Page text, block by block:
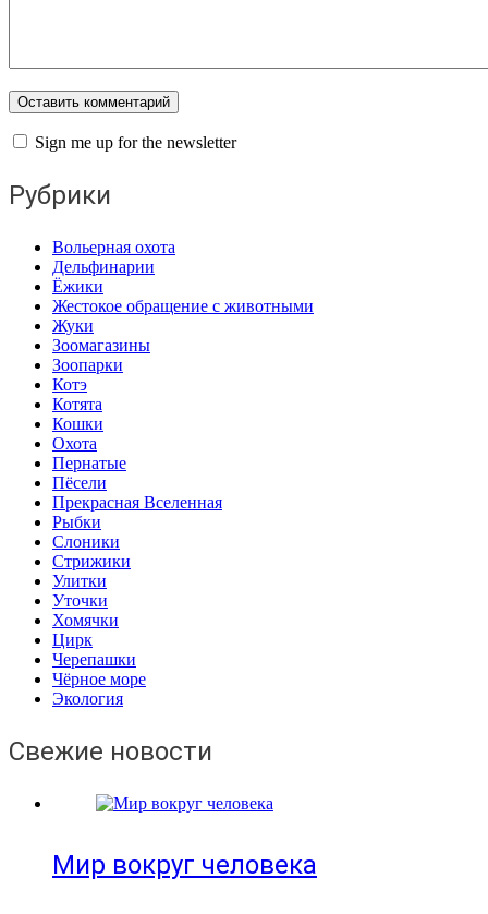
Sign me up for the newsletter
Рубрики
Вольерная охота
Дельфинарии
Ёжики
Жестокое обращение с животными
Жуки
Зоомагазины
Зоопарки
Котэ
Котята
Кошки
Охота
Пернатые
Пёсели
Прекрасная Вселенная
Рыбки
Слоники
Стрижики
Улитки
Уточки
Хомячки
Цирк
Черепашки
Чёрное море
Экология
Свежие новости
Мир вокруг человека